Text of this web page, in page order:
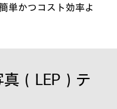
単かつコスト効率よ
（LEP）テ